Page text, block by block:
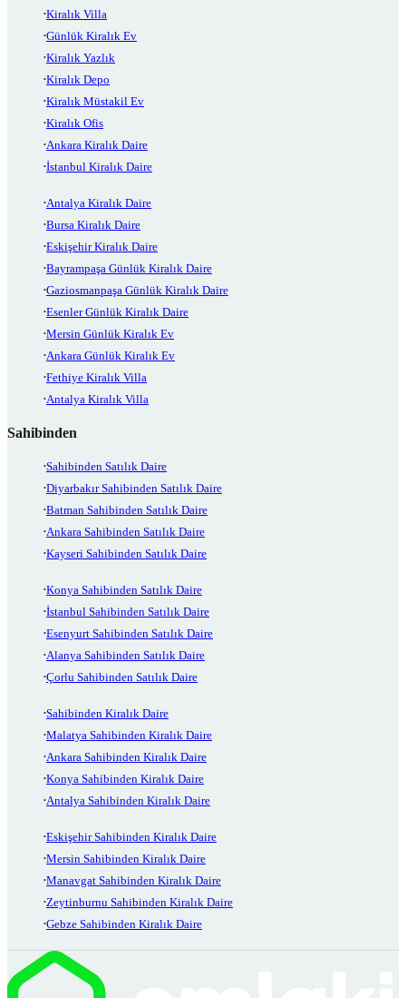
Kiralık Villa
Günlük Kiralık Ev
Kiralık Yazlık
Kiralık Depo
Kiralık Müstakil Ev
Kiralık Ofis
Ankara Kiralık Daire
İstanbul Kiralık Daire
Antalya Kiralık Daire
Bursa Kiralık Daire
Eskişehir Kiralık Daire
Bayrampaşa Günlük Kiralık Daire
Gaziosmanpaşa Günlük Kiralık Daire
Esenler Günlük Kiralık Daire
Mersin Günlük Kiralık Ev
Ankara Günlük Kiralık Ev
Fethiye Kiralık Villa
Antalya Kiralık Villa
Sahibinden
Sahibinden Satılık Daire
Diyarbakır Sahibinden Satılık Daire
Batman Sahibinden Satılık Daire
Ankara Sahibinden Satılık Daire
Kayseri Sahibinden Satılık Daire
Konya Sahibinden Satılık Daire
İstanbul Sahibinden Satılık Daire
Esenyurt Sahibinden Satılık Daire
Alanya Sahibinden Satılık Daire
Çorlu Sahibinden Satılık Daire
Sahibinden Kiralık Daire
Malatya Sahibinden Kiralık Daire
Ankara Sahibinden Kiralık Daire
Konya Sahibinden Kiralık Daire
Antalya Sahibinden Kiralık Daire
Eskişehir Sahibinden Kiralık Daire
Mersin Sahibinden Kiralık Daire
Manavgat Sahibinden Kiralık Daire
Zeytinburnu Sahibinden Kiralık Daire
Gebze Sahibinden Kiralık Daire